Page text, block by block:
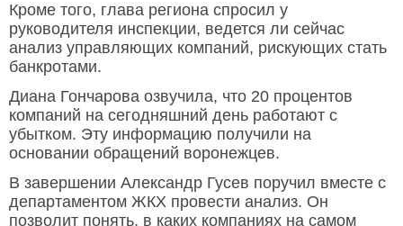
Кроме того, глава региона спросил у
руководителя инспекции, ведется ли сейчас
анализ управляющих компаний, рискующих стать
банкротами.
Диана Гончарова озвучила, что 20 процентов
компаний на сегодняшний день работают с
убытком. Эту информацию получили на
основании обращений воронежцев.
В завершении Александр Гусев поручил вместе с
департаментом ЖКХ провести анализ. Он
позволит понять, в каких компаниях на самом